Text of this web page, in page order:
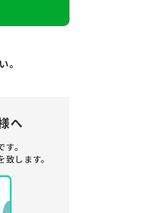
。
へ
。
します。